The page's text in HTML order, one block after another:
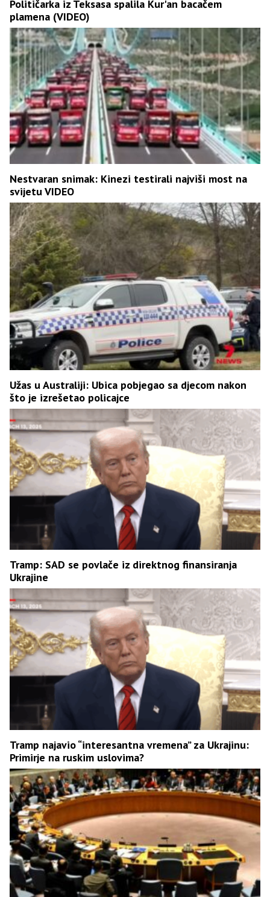
Političarka iz Teksasa spalila Kur'an bacačem
plamena (VIDEO)
Nestvaran snimak: Kinezi testirali najviši most na
svijetu VIDEO
Užas u Australiji: Ubica pobjegao sa djecom nakon
što je izrešetao policajce
Tramp: SAD se povlače iz direktnog finansiranja
Ukrajine
Tramp najavio “interesantna vremena” za Ukrajinu:
Primirje na ruskim uslovima?